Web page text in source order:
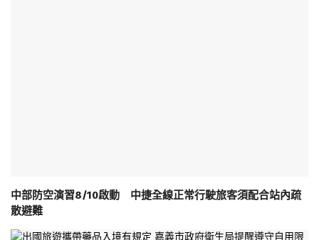
中部防空演習8/10啟動 中捷全線正常行駛旅客須配合站內疏
散避難